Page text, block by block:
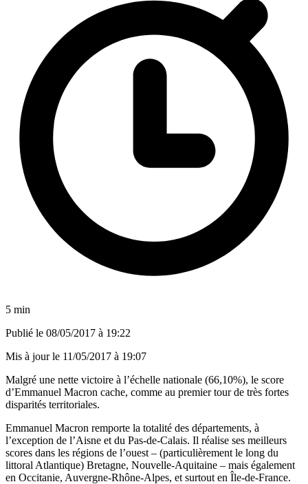
5 min
Publié le 08/05/2017 à 19:22
Mis à jour le 11/05/2017 à 19:07
Malgré une nette victoire à l’échelle nationale (66,10%), le score
d’Emmanuel Macron cache, comme au premier tour de très fortes
disparités territoriales.
Emmanuel Macron remporte la totalité des départements, à
l’exception de l’Aisne et du Pas-de-Calais. Il réalise ses meilleurs
scores dans les régions de l’ouest – (particulièrement le long du
littoral Atlantique) Bretagne, Nouvelle-Aquitaine – mais également
en Occitanie, Auvergne-Rhône-Alpes, et surtout en Île-de-France.